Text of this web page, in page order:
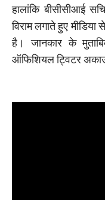
हालांकि बीसीसीआई
विराम लगाते हुए मीडिया
है। जानकार के
ऑफिशियल ट्विटर